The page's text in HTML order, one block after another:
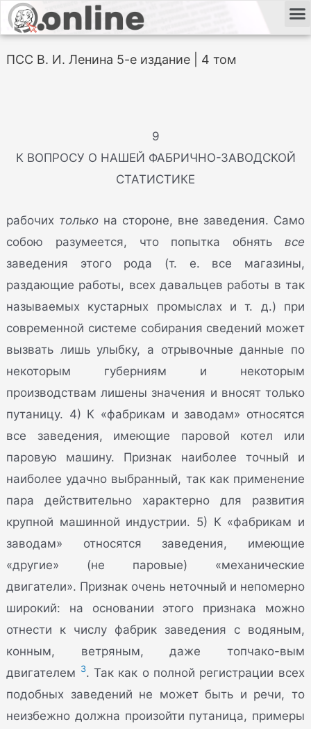
ПСС В. И. Ленина 5-е издание | 4 том
9
К ВОПРОСУ О НАШЕЙ ФАБРИЧНО-ЗАВОДСКОЙ
СТАТИСТИКЕ
рабочих только на стороне, вне заведения. Само
собою разумеется, что попытка обнять все
заведения этого рода (т. е. все магазины,
раздающие работы, всех давальцев работы в так
называемых кустарных промыслах и т. д.) при
современной системе собирания сведений может
вызвать лишь улыбку, а отрывочные данные по
некоторым губерниям и некоторым
производствам лишены значения и вносят только
путаницу. 4) К «фабрикам и заводам» относятся
все заведения, имеющие паровой котел или
паровую машину. Признак наиболее точный и
наиболее удачно выбранный, так как применение
пара действительно характерно для развития
крупной машинной индустрии. 5) К «фабрикам и
заводам» относятся заведения, имеющие
«другие» (не паровые) «механические
двигатели». Признак очень неточный и непомерно
широкий: на основании этого признака можно
отнести к числу фабрик заведения с водяным,
конным, ветряным, даже топчако-вым
двигателем 3. Так как о полной регистрации всех
подобных заведений не может быть и речи, то
неизбежно должна произойти путаница, примеры